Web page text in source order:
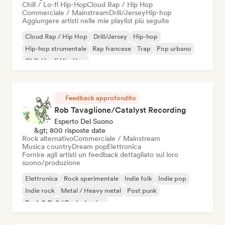
Chill / Lo-fi Hip-HopCloud Rap / Hip Hop
Commerciale / MainstreamDrill/JerseyHip-hop
Aggiungere artisti nelle mie playlist più seguite
Cloud Rap / Hip Hop Drill/Jersey
Hip-hop
Hip-hop strumentale
Rap francese Trap
Pop urbano
Chill / Lo-fi Hip-Hop
Feedback approfondito
Rob Tavaglione/Catalyst Recording
Esperto Del Suono
&gt; 800 risposte date
Rock alternativoCommerciale / Mainstream
Musica countryDream popElettronica
Fornire agli artisti un feedback dettagliato sul loro
suono/produzione
Elettronica Rock sperimentale Indie folk
Indie pop
Indie rock
Metal / Heavy metal
Post punk
Rock & Roll / Rock classico